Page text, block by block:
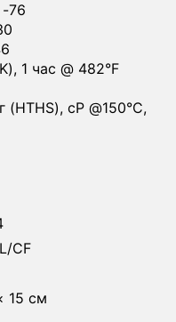
-76
1 час @ 482°F
cP @150°C,
CF
15 см